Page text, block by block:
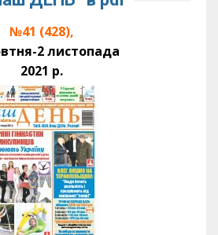
№41 (428),
2 листопада
2021 р.